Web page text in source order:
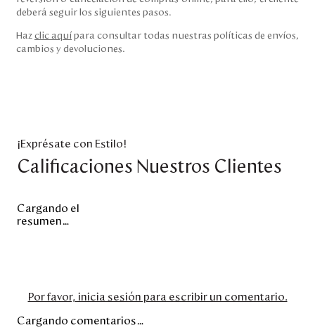
deberá seguir los siguientes pasos.
Haz clic aquí para consultar todas nuestras políticas de envíos,
cambios y devoluciones.
¡Exprésate con Estilo!
Calificaciones Nuestros Clientes
Cargando el
resumen…
Por favor, inicia sesión para escribir un comentario.
Cargando comentarios…